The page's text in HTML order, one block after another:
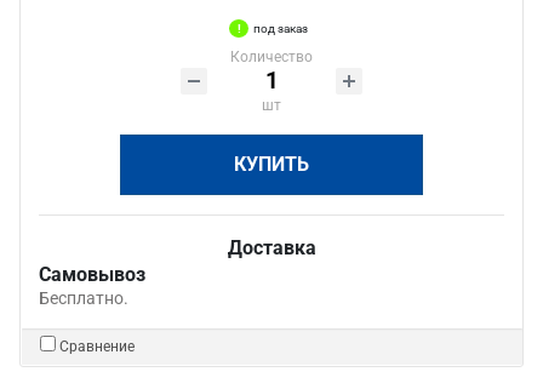
под заказ
Количество
шт
КУПИТЬ
Доставка
Самовывоз
Бесплатно.
Сравнение